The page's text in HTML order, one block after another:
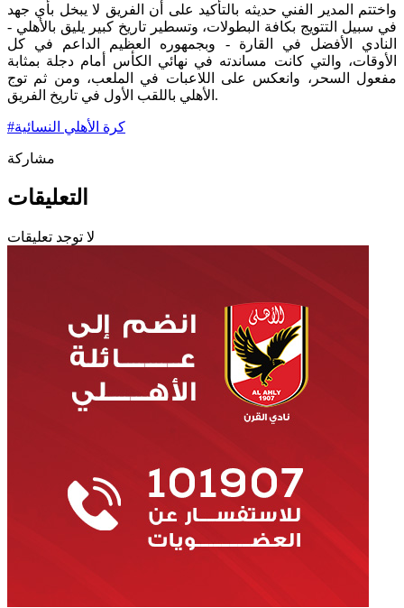
واختتم المدير الفني حديثه بالتأكيد على أن الفريق لا يبخل بأي جهد
في سبيل التتويج بكافة البطولات، وتسطير تاريخ كبير يليق بالأهلي -
النادي الأفضل في القارة - وبجمهوره العظيم الداعم في كل
الأوقات، والتي كانت مساندته في نهائي الكأس أمام دجلة بمثابة
مفعول السحر، وانعكس على اللاعبات في الملعب، ومن ثم توج
الأهلي باللقب الأول في تاريخ الفريق.
#كرة الأهلي النسائية
مشاركة
التعليقات
لا توجد تعليقات